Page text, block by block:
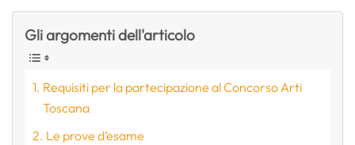
Gli argomenti dell'articolo
Requisiti per la partecipazione al Concorso Arti
Toscana
Le prove d’esame